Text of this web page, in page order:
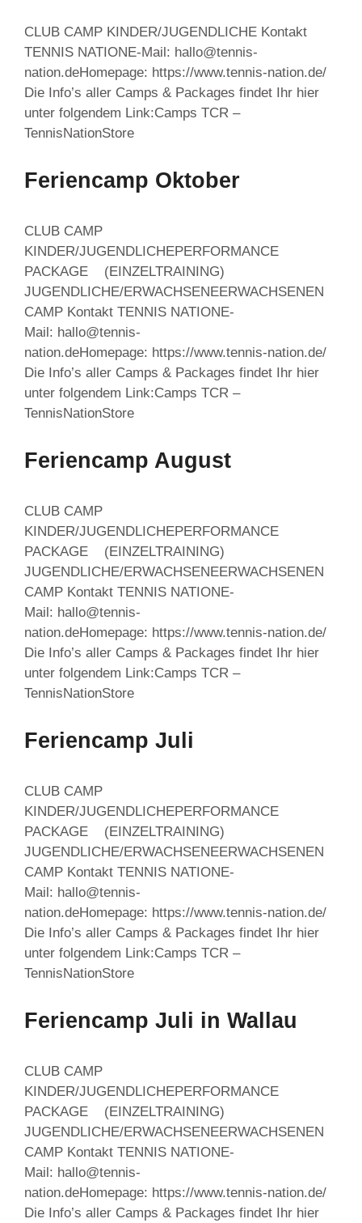
CLUB CAMP KINDER/JUGENDLICHE Kontakt
TENNIS NATIONE-Mail: hallo@tennis-
nation.deHomepage: https://www.tennis-nation.de/
Die Info’s aller Camps & Packages findet Ihr hier
unter folgendem Link:Camps TCR –
TennisNationStore
Feriencamp Oktober
CLUB CAMP
KINDER/JUGENDLICHEPERFORMANCE
PACKAGE (EINZELTRAINING)
JUGENDLICHE/ERWACHSENEERWACHSENEN
CAMP Kontakt TENNIS NATIONE-
Mail: hallo@tennis-
nation.deHomepage: https://www.tennis-nation.de/
Die Info’s aller Camps & Packages findet Ihr hier
unter folgendem Link:Camps TCR –
TennisNationStore
Feriencamp August
CLUB CAMP
KINDER/JUGENDLICHEPERFORMANCE
PACKAGE (EINZELTRAINING)
JUGENDLICHE/ERWACHSENEERWACHSENEN
CAMP Kontakt TENNIS NATIONE-
Mail: hallo@tennis-
nation.deHomepage: https://www.tennis-nation.de/
Die Info’s aller Camps & Packages findet Ihr hier
unter folgendem Link:Camps TCR –
TennisNationStore
Feriencamp Juli
CLUB CAMP
KINDER/JUGENDLICHEPERFORMANCE
PACKAGE (EINZELTRAINING)
JUGENDLICHE/ERWACHSENEERWACHSENEN
CAMP Kontakt TENNIS NATIONE-
Mail: hallo@tennis-
nation.deHomepage: https://www.tennis-nation.de/
Die Info’s aller Camps & Packages findet Ihr hier
unter folgendem Link:Camps TCR –
TennisNationStore
Feriencamp Juli in Wallau
CLUB CAMP
KINDER/JUGENDLICHEPERFORMANCE
PACKAGE (EINZELTRAINING)
JUGENDLICHE/ERWACHSENEERWACHSENEN
CAMP Kontakt TENNIS NATIONE-
Mail: hallo@tennis-
nation.deHomepage: https://www.tennis-nation.de/
Die Info’s aller Camps & Packages findet Ihr hier